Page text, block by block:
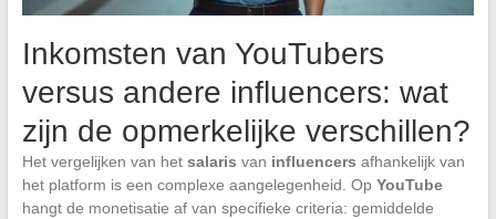
Inkomsten van YouTubers
versus andere influencers: wat
zijn de opmerkelijke verschillen?
Het vergelijken van het salaris van influencers afhankelijk van
het platform is een complexe aangelegenheid. Op YouTube
hangt de monetisatie af van specifieke criteria: gemiddelde